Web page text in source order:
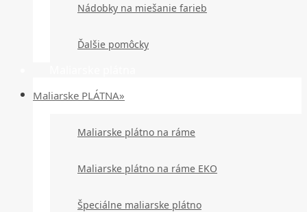
Nádobky na miešanie farieb
Ďalšie pomôcky
Maliarske PLÁTNA»
Maliarske plátno na ráme
Maliarske plátno na ráme EKO
Špeciálne maliarske plátno